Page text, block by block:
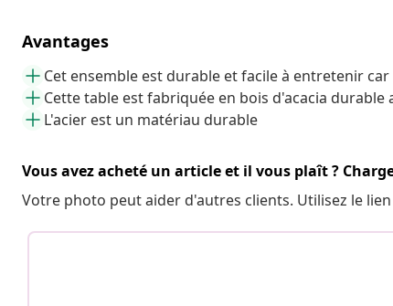
Avantages
Cet ensemble est durable et facile à entretenir
Cette table est fabriquée en bois d'acacia
L'acier est un matériau durable
Vous avez acheté un article et il vous plaît ?
Votre photo peut aider d'autres clients. Utilisez le